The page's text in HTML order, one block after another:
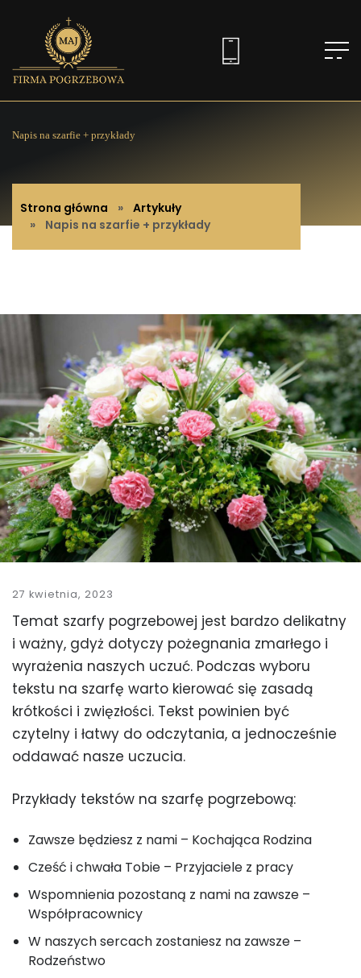
Napis na szarfie + przykłady
Strona główna » Artykuły
» Napis na szarfie + przykłady
27 kwietnia, 2023
Temat szarfy pogrzebowej jest bardzo delikatny
i ważny, gdyż dotyczy pożegnania zmarłego i
wyrażenia naszych uczuć. Podczas wyboru
tekstu na szarfę warto kierować się zasadą
krótkości i zwięzłości. Tekst powinien być
czytelny i łatwy do odczytania, a jednocześnie
oddawać nasze uczucia.
Przykłady tekstów na szarfę pogrzebową:
Zawsze będziesz z nami – Kochająca Rodzina
Cześć i chwała Tobie – Przyjaciele z pracy
Wspomnienia pozostaną z nami na zawsze –
Współpracownicy
W naszych sercach zostaniesz na zawsze –
Rodzeństwo